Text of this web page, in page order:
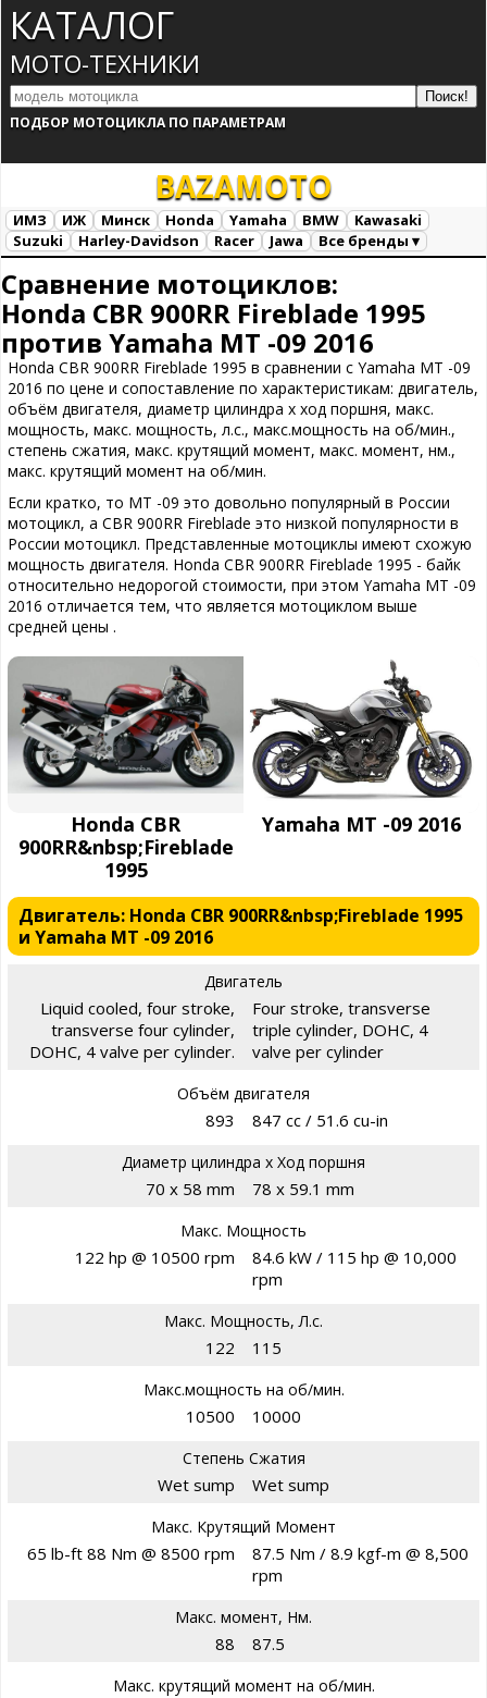
КАТАЛОГ
МОТО-ТЕХНИКИ
ПОДБОР МОТОЦИКЛА ПО ПАРАМЕТРАМ
BAZAMOTO
ИМЗ ИЖ Минск Honda Yamaha BMW
Kawasaki
Suzuki
Harley-Davidson Racer Jawa
Все бренды ▾
Сравнение мотоциклов:
Honda CBR 900RR Fireblade 1995
против Yamaha MT -09 2016
Honda CBR 900RR Fireblade 1995 в сравнении с Yamaha MT -09
2016 по цене и сопоставление по характеристикам: двигатель,
объём двигателя, диаметр цилиндра х ход поршня, макс.
мощность, макс. мощность, л.с., макс.мощность на об/мин.,
степень сжатия, макс. крутящий момент, макс. момент, нм.,
макс. крутящий момент на об/мин.
Если кратко, то MT -09 это довольно популярный в России
мотоцикл, а CBR 900RR Fireblade это низкой популярности в
России мотоцикл. Представленные мотоциклы имеют схожую
мощность двигателя. Honda CBR 900RR Fireblade 1995 - байк
относительно недорогой стоимости, при этом Yamaha MT -09
2016 отличается тем, что является мотоциклом выше
средней цены .
Honda CBR
900RR&nbsp;Fireblade
1995
Yamaha MT -09 2016
Двигатель: Honda CBR 900RR&nbsp;Fireblade 1995
и Yamaha MT -09 2016
Двигатель
Liquid cooled, four stroke,
transverse four cylinder,
DOHC, 4 valve per cylinder.
Four stroke, transverse
triple cylinder, DOHC, 4
valve per cylinder
Объём двигателя
893 847 cc / 51.6 cu-in
Диаметр цилиндра х Ход поршня
70 x 58 mm 78 x 59.1 mm
Макс. Мощность
122 hp @ 10500 rpm
84.6 kW / 115 hp @ 10,000
rpm
Макс. Мощность, Л.с.
122 115
Макс.мощность на об/мин.
10500 10000
Степень Сжатия
Wet sump Wet sump
Макс. Крутящий Момент
65 lb-ft 88 Nm @ 8500 rpm
87.5 Nm / 8.9 kgf-m @ 8,500
rpm
Макс. момент, Нм.
88 87.5
Макс. крутящий момент на об/мин.